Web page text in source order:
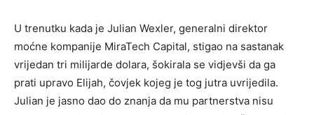
U trenutku kada je Julian Wexler, generalni direktor
moćne kompanije MiraTech Capital, stigao na sastanak
vrijedan tri milijarde dolara, šokirala se vidjevši da ga
prati upravo Elijah, čovjek kojeg je tog jutra uvrijedila.
Julian je jasno dao do znanja da mu partnerstva nisu